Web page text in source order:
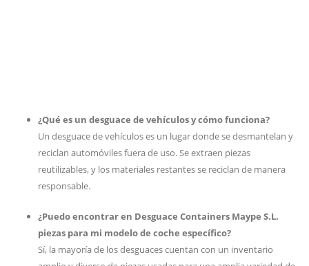
¿Qué es un desguace de vehículos y cómo funciona?
Un desguace de vehículos es un lugar donde se desmantelan y
reciclan automóviles fuera de uso. Se extraen piezas
reutilizables, y los materiales restantes se reciclan de manera
responsable.
¿Puedo encontrar en Desguace Containers Maype S.L.
piezas para mi modelo de coche específico?
Sí, la mayoría de los desguaces cuentan con un inventario